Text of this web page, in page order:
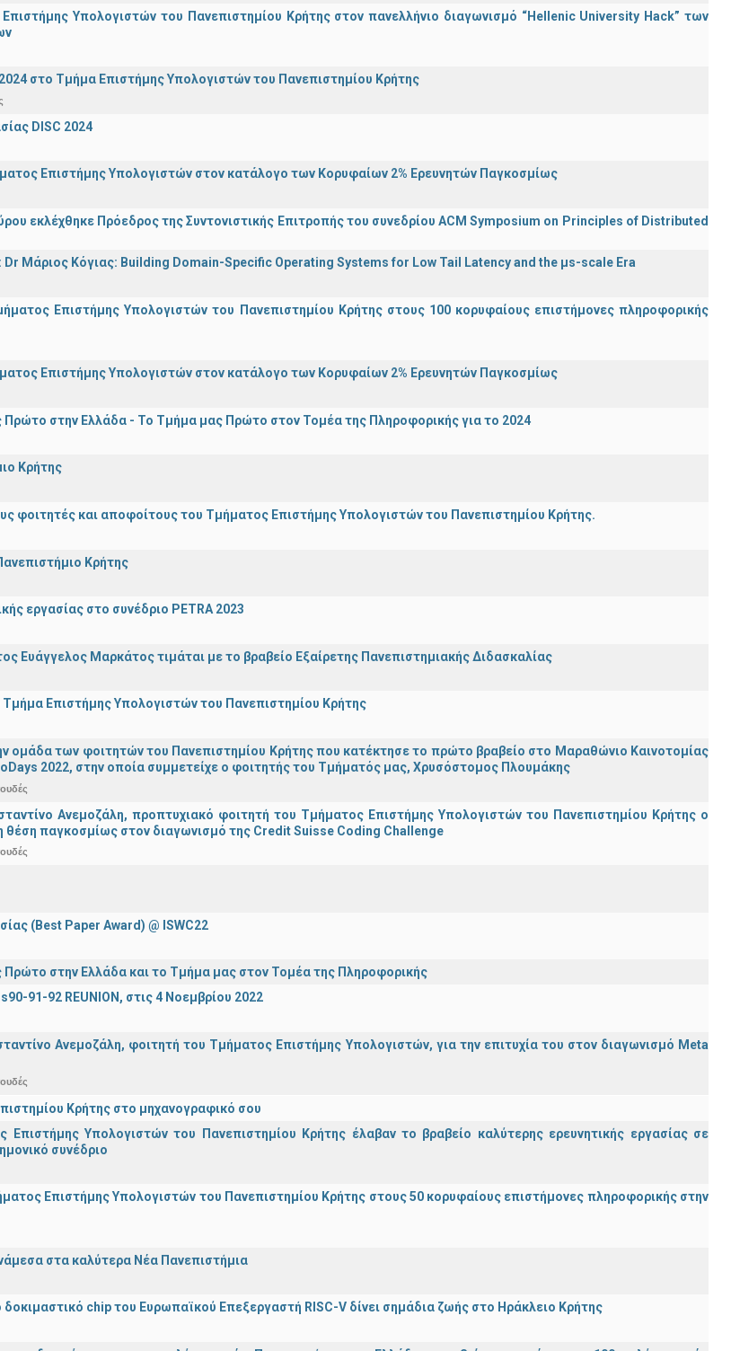
Υπολογιστών του Πανεπιστημίου Κρήτης στον πανελλήνιο διαγωνισμό “Hellenic University Hack” των
στο Τμήμα Επιστήμης Υπολογιστών του Πανεπιστημίου Κρήτης
DISC 2024
Επιστήμης Υπολογιστών στον κατάλογο των Κορυφαίων 2% Ερευνητών Παγκοσμίως
εκλέχθηκε Πρόεδρος της Συντονιστικής Επιτροπής του συνεδρίου ACM Symposium on Principles of Distributed
Dr Μάριος Κόγιας: Building Domain-Specific Operating Systems for Low Tail Latency and the μs-scale Era
Επιστήμης Υπολογιστών του Πανεπιστημίου Κρήτης στους 100 κορυφαίους επιστήμονες πληροφορικής
Επιστήμης Υπολογιστών στον κατάλογο των Κορυφαίων 2% Ερευνητών Παγκοσμίως
Πρώτο στην Ελλάδα - Το Τμήμα μας Πρώτο στον Τομέα της Πληροφορικής για το 2024
Κρήτης
φοιτητές και αποφοίτους του Τμήματος Επιστήμης Υπολογιστών του Πανεπιστημίου Κρήτης.
Κρήτης
εργασίας στο συνέδριο PETRA 2023
Ευάγγελος Μαρκάτος τιμάται με το βραβείο Εξαίρετης Πανεπιστημιακής Διδασκαλίας
Τμήμα Επιστήμης Υπολογιστών του Πανεπιστημίου Κρήτης
ομάδα των φοιτητών του Πανεπιστημίου Κρήτης που κατέκτησε το πρώτο βραβείο στο Μαραθώνιο Καινοτομίας
2022, στην οποία συμμετείχε ο φοιτητής του Τμήματός μας, Χρυσόστομος Πλουμάκης
Ανεμοζάλη, προπτυχιακό φοιτητή του Τμήματος Επιστήμης Υπολογιστών του Πανεπιστημίου Κρήτης ο
θέση παγκοσμίως στον διαγωνισμό της Credit Suisse Coding Challenge
(Best Paper Award) @ ISWC22
Πρώτο στην Ελλάδα και το Τμήμα μας στον Τομέα της Πληροφορικής
91-92 REUNION, στις 4 Νοεμβρίου 2022
Ανεμοζάλη, φοιτητή του Τμήματος Επιστήμης Υπολογιστών, για την επιτυχία του στον διαγωνισμό Meta
Κρήτης στο μηχανογραφικό σου
Υπολογιστών του Πανεπιστημίου Κρήτης έλαβαν το βραβείο καλύτερης ερευνητικής εργασίας σε
συνέδριο
Επιστήμης Υπολογιστών του Πανεπιστημίου Κρήτης στους 50 κορυφαίους επιστήμονες πληροφορικής στην
στα καλύτερα Νέα Πανεπιστήμια
chip του Ευρωπαϊκού Επεξεργαστή RISC-V δίνει σημάδια ζωής στο Ηράκλειο Κρήτης